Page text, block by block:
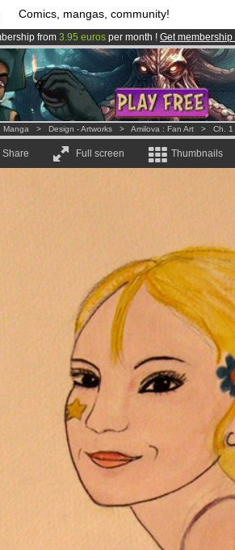
Comics, mangas, community!
from 3.95 euros per month ! Get membership
is now LIVE!.
membersand 1000 comics & mangas!.
Manga > Design - Artworks > Amilova : Fan Art > Ch. 1
Share Full screen Thumbnails